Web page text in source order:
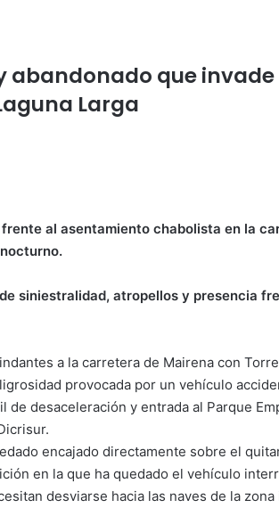
abandonado que
Larga
al asentamiento chabolista en la
siniestralidad, atropellos y presencia
a la carretera de Mairena con
provocada por un vehículo
desaceleración y entrada al Parque
encajado directamente sobre el
en la que ha quedado el vehículo
desviarse hacia las naves de la